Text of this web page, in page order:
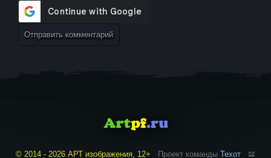
© 2014 - 2026 АРТ изображения, 12+ Проект команды Техот 𝌴